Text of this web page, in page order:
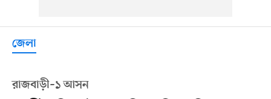
জেলা
রাজবাড়ী–১ আসন